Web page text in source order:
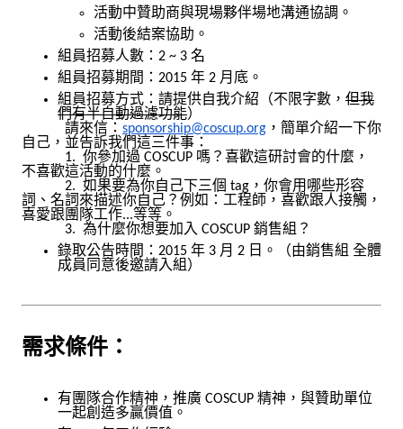
活動中贊助商與現場夥伴場地溝通協調。
活動後結案協助。
組員招募人數：2 ~ 3 名
組員招募期間：2015 年 2 月底。
組員招募方式：請提供自我介紹（不限字數， 但我
們有半自動過濾功能）
請來信： sponsorship@coscup.org ，簡單介紹一下你
自己，並告訴我們這三件事：
1. 你參加過 COSCUP 嗎？喜歡這研討會的什麼，
不喜歡這活動的什麼。
2. 如果要為你自己下三個 tag，你會用哪些形容
詞、名詞來描述你自己？例如：工程師，喜歡跟人接觸，
喜愛跟團隊工作...等等。
3. 為什麼你想要加入 COSCUP 銷售組？
錄取公告時間：2015 年 3 月 2 日。（由銷售組 全體
成員同意後邀請入組）
需求條件：
有團隊合作精神，推廣 COSCUP 精神，與贊助單位
一起創造多贏價值。